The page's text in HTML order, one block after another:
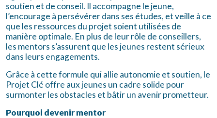
soutien et de conseil. Il accompagne le jeune,
l’encourage à persévérer dans ses études, et veille à ce
que les ressources du projet soient utilisées de
manière optimale. En plus de leur rôle de conseillers,
les mentors s’assurent que les jeunes restent sérieux
dans leurs engagements.
Grâce à cette formule qui allie autonomie et soutien, le
Projet Clé offre aux jeunes un cadre solide pour
surmonter les obstacles et bâtir un avenir prometteur.
Pourquoi devenir mentor